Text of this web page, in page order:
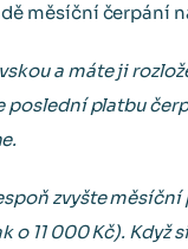
měsíční čerpání
a máte ji
poslední platbu
zvyšte
o 11 000 Kč).